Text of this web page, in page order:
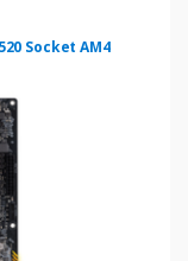
Socket AM4